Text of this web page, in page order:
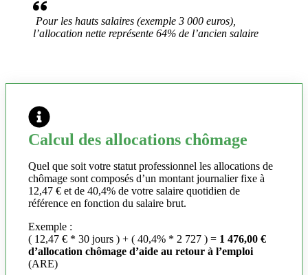
Pour les hauts salaires (exemple 3 000 euros),
l’allocation nette représente 64% de l’ancien salaire
Calcul des allocations chômage
Quel que soit votre statut professionnel les allocations de
chômage sont composés d’un montant journalier fixe à
12,47 € et de 40,4% de votre salaire quotidien de
référence en fonction du salaire brut.
Exemple :
( 12,47 € * 30 jours ) + ( 40,4% * 2 727 ) = 1 476,00 €
d’allocation chômage d’aide au retour à l’emploi
(ARE)